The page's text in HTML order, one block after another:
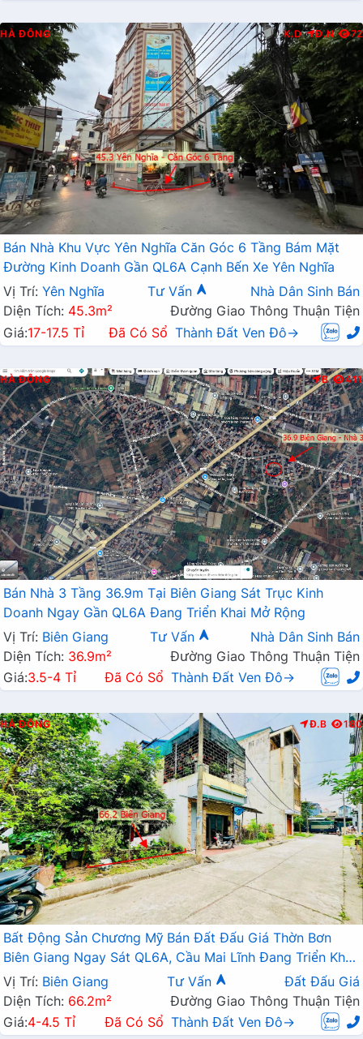
HÀ ĐÔNG K.D Đ.N 72
Bán Nhà Khu Vực Yên Nghĩa Căn Góc 6 Tầng Bám Mặt
Đường Kinh Doanh Gần QL6A Cạnh Bến Xe Yên Nghĩa
Vị Trí: Yên Nghĩa Tư Vấn
Nhà Dân Sinh Bán
Diện Tích: 45.3m²
Đường Giao Thông Thuận Tiện
Giá:17-17.5 Tỉ Đã Có Sổ Thành Đất Ven Đô→
HÀ ĐÔNG B 411
Bán Nhà 3 Tầng 36.9m Tại Biên Giang Sát Trục Kinh
Doanh Ngay Gần QL6A Đang Triển Khai Mở Rộng
Vị Trí: Biên Giang Tư Vấn
Nhà Dân Sinh Bán
Diện Tích: 36.9m²
Đường Giao Thông Thuận Tiện
Giá:3.5-4 Tỉ Đã Có Sổ Thành Đất Ven Đô→
HÀ ĐÔNG Đ.B 180
Bất Động Sản Chương Mỹ Bán Đất Đấu Giá Thờn Bơn
Biên Giang Ngay Sát QL6A, Cầu Mai Lĩnh Đang Triển Khai
Mở Rộng
Vị Trí: Biên Giang Tư Vấn
Đất Đấu Giá
Diện Tích: 66.2m²
Đường Giao Thông Thuận Tiện
Giá:4-4.5 Tỉ Đã Có Sổ Thành Đất Ven Đô→